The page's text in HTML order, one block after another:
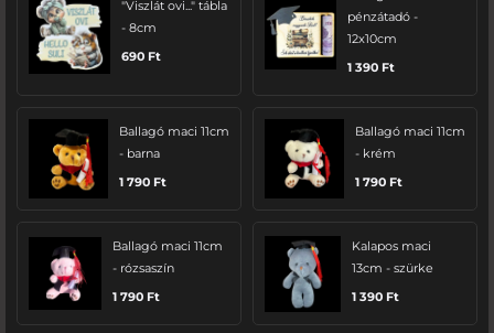
"Viszlát ovi..." tábla
- 8cm
690 Ft
pénzátadó -
12x10cm
1 390 Ft
Ballagó maci 11cm
- barna
1 790 Ft
Ballagó maci 11cm
- krém
1 790 Ft
Ballagó maci 11cm
- rózsaszín
1 790 Ft
Kalapos maci
13cm - szürke
1 390 Ft